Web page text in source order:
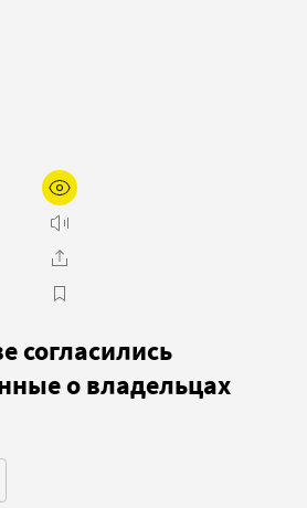
согласились
о владельцах